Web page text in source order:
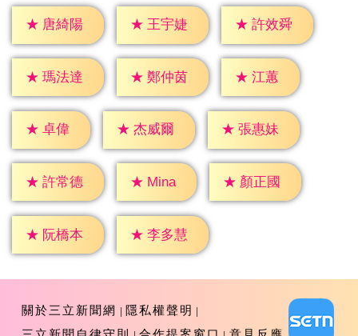
★ 唐綺陽 ★ 王宇婕 ★ 許效舜
★ 瑪法達 ★ 鄭仲茵 ★ 江蕙
★ 卓偉 ★ 杰威爾 ★ 張惠妹
★ 許常德 ★ Mina ★ 顏正國
★ 阮橋本 ★ 李多慧
關於三立新聞網
隱私權聲明